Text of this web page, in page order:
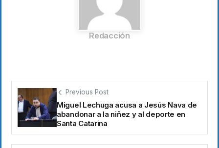
Redacción
Previous Post
Miguel Lechuga acusa a Jesús Nava de
abandonar a la niñez y al deporte en
Santa Catarina